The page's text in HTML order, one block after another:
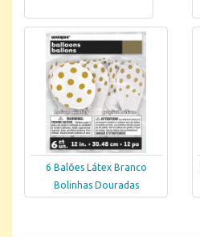
6 Balões Látex Branco
Bolinhas Douradas